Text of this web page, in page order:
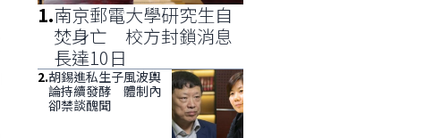
1.南京郵電大學研究生自
焚身亡 校方封鎖消息
長達10日
2.胡錫進私生子風波輿
論持續發酵 體制內
卻禁談醜聞